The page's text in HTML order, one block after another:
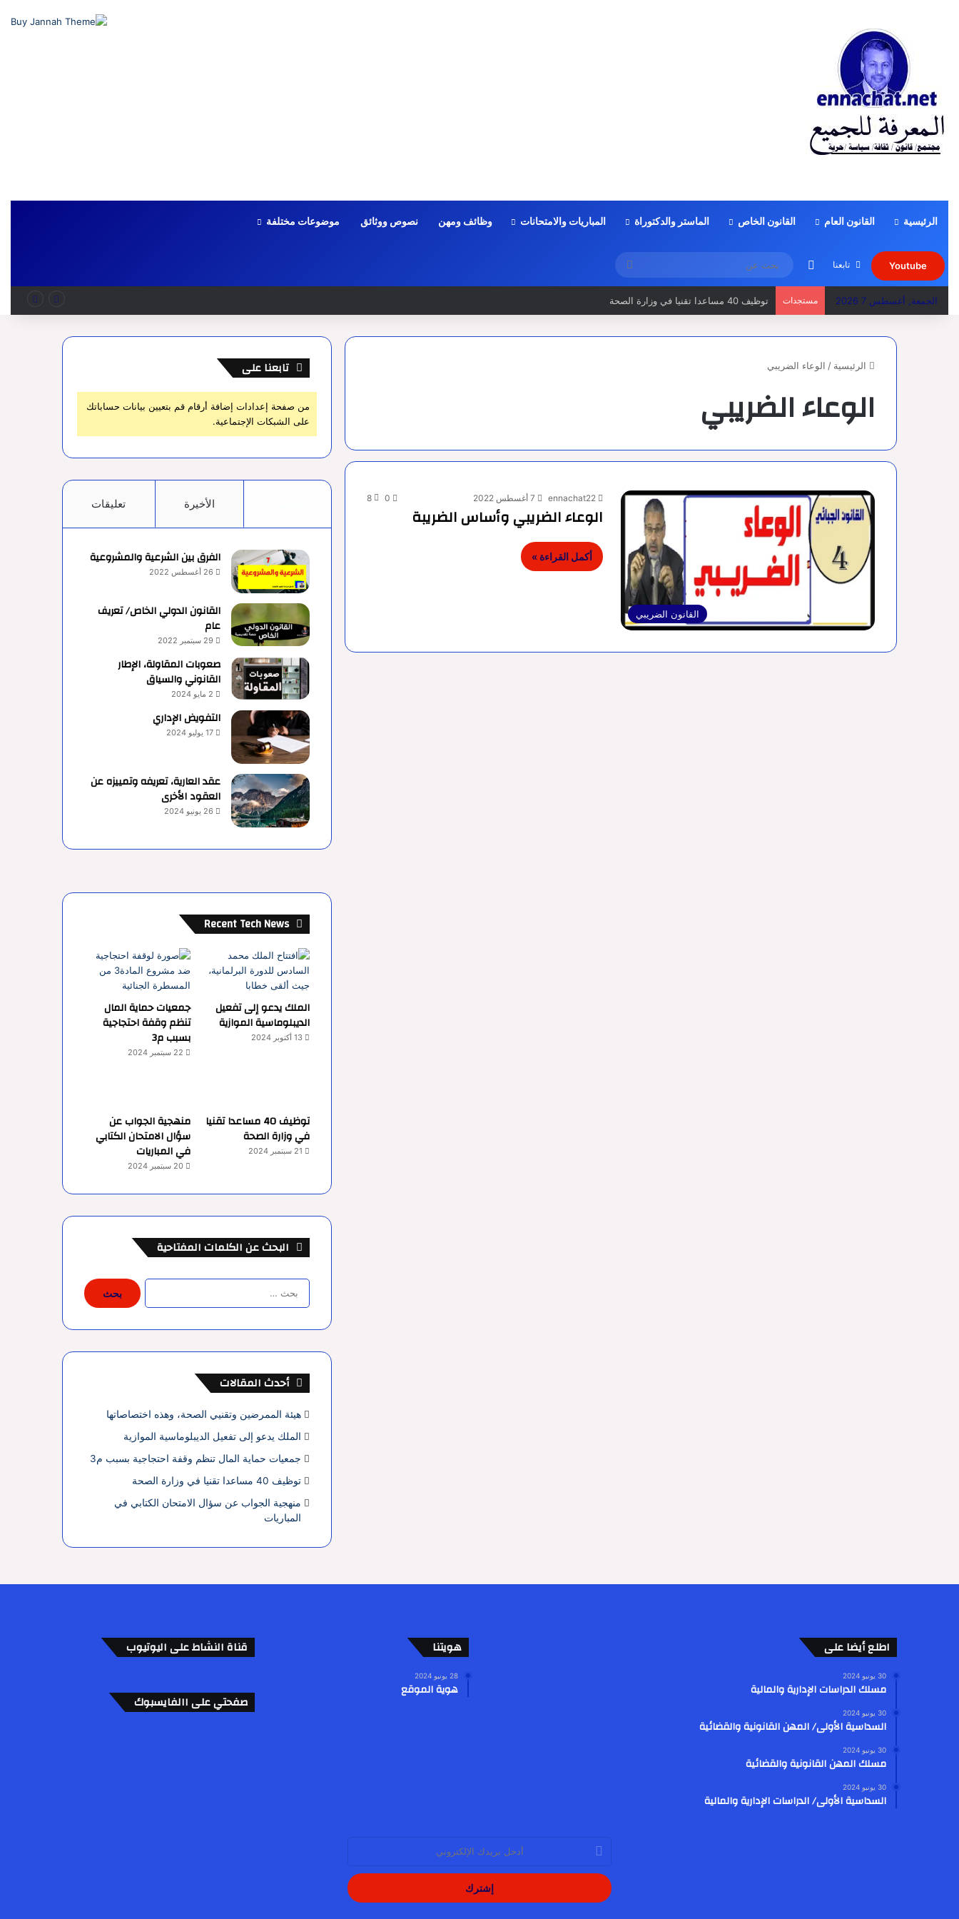
الرئيسية القانون العام القانون الخاص الماستر والدكتوراة المباريات والامتحانات وظائف ومهن نصوص ووثائق موضوعات مختلفة
Youtube تابعنا الوضع المظلم
عن
الجمعة, أغسطس 7 2026 مستجدات منهجية الجواب عن سؤال الامتحان الكتابي في المباريات
الرئيسية / الوعاء الضريبي
الوعاء الضريبي
القانون الضريبي
ennachat22 7 أغسطس 2022 0
8
الوعاء الضريبي وأساس الضريبة
أكمل القراءة »
تابعنا على
من صفحة إعدادات إضافة أرقام قم بتعيين بيانات حساباتك
على الشبكات الإجتماعية.
الأخيرة تعليقات
الفرق بين الشرعية والمشروعية
26 أغسطس 2022
القانون الدولي الخاص/ تعريف
عام
29 سبتمبر 2022
صعوبات المقاولة، الإطار
القانوني والسياق
2 مايو 2024
التفويض الإداري
17 يوليو 2024
عقد العارية، تعريفه وتمييزه عن
العقود الأخرى
26 يونيو 2024
Recent Tech News
الملك يدعو إلى تفعيل
الديبلوماسية الموازية
13 أكتوبر 2024
جمعيات حماية المال
تنظم وقفة احتجاجية
بسبب م3
22 سبتمبر 2024
توظيف 40 مساعدا تقنيا
في وزارة الصحة
21 سبتمبر 2024
منهجية الجواب عن
سؤال الامتحان الكتابي
في المباريات
20 سبتمبر 2024
البحث عن الكلمات المفتاحية
البحث
عن:
أحدث المقالات
هيئة الممرضين وتقنيي الصحة، وهذه اختصاصاتها
الملك يدعو إلى تفعيل الديبلوماسية الموازية
جمعيات حماية المال تنظم وقفة احتجاجية بسبب م3
توظيف 40 مساعدا تقنيا في وزارة الصحة
منهجية الجواب عن سؤال الامتحان الكتابي في
المباريات
اطلع أيضا على
30 يونيو 2024
مسلك الدراسات الإدارية والمالية
30 يونيو 2024
السداسية الأولى/ المهن القانونية والقضائية
30 يونيو 2024
مسلك المهن القانونية والقضائية
30 يونيو 2024
السداسية الأولى/ الدراسات الإدارية والمالية
هويتنا
28 يونيو 2024
هوية الموقع
قناة النشاط على اليوتيوب
صفحتي على االفايسبوك
بريدك
الإلكتروني